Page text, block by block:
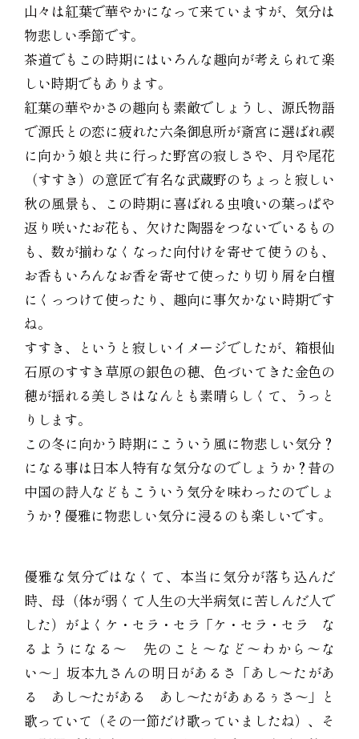
山々は紅葉で華やかになって来ていますが、気分は
物悲しい季節です。
茶道でもこの時期にはいろんな趣向が考えられて楽
しい時期でもあります。
紅葉の華やかさの趣向も素敵でしょうし、源氏物語
で源氏との恋に疲れた六条御息所が斎宮に選ばれ禊
に向かう娘と共に行った野宮の寂しさや、月や尾花
（すすき）の意匠で有名な武蔵野のちょっと寂しい
秋の風景も、この時期に喜ばれる虫喰いの葉っぱや
返り咲いたお花も、欠けた陶器をつないでいるもの
も、数が揃わなくなった向付けを寄せて使うのも、
お香もいろんなお香を寄せて使ったり切り屑を白檀
にくっつけて使ったり、趣向に事欠かない時期です
ね。
すすき、というと寂しいイメージでしたが、箱根仙
石原のすすき草原の銀色の穂、色づいてきた金色の
穂が揺れる美しさはなんとも素晴らしくて、うっと
りします。
この冬に向かう時期にこういう風に物悲しい気分？
になる事は日本人特有な気分なのでしょうか？昔の
中国の詩人などもこういう気分を味わったのでしょ
うか？優雅に物悲しい気分に浸るのも楽しいです。
優雅な気分ではなくて、本当に気分が落ち込んだ
時、母（体が弱くて人生の大半病気に苦しんだ人で
した）がよくケ・セラ・セラ「ケ・セラ・セラ な
るようになる〜 先のこと〜など〜わから〜な
い〜」坂本九さんの明日があるさ「あし〜たがあ
る あし〜たがある あし〜たがあぁるぅさ〜」と
歌っていて（その一節だけ歌っていましたね）、そ